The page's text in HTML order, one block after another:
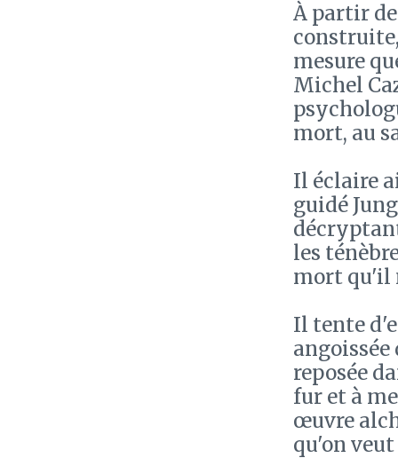
À partir
mesure
Michel
mort, au
Il éclaire
guidé
les
mort qu'il
Il tente
reposée
fur et à
œuvre
qu'on